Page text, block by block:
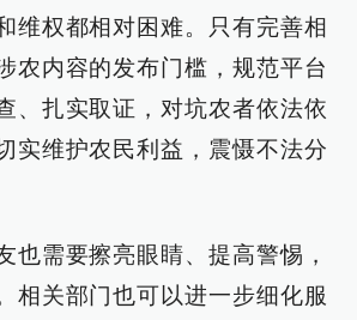
维权都相对困难。只有完善相
农内容的发布门槛，规范平台
、扎实取证，对坑农者依法依
实维护农民利益，震慑不法分
也需要擦亮眼睛、提高警惕，
相关部门也可以进一步细化服